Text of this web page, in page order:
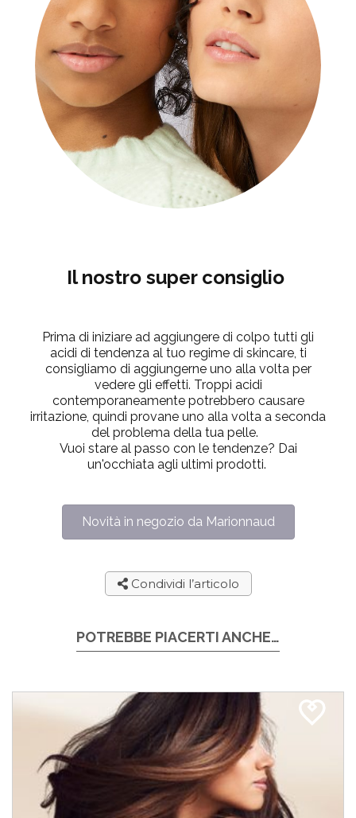
Il nostro super consiglio
Prima di iniziare ad aggiungere di colpo tutti gli
acidi di tendenza al tuo regime di skincare, ti
consigliamo di aggiungerne uno alla volta per
vedere gli effetti. Troppi acidi
contemporaneamente potrebbero causare
irritazione, quindi provane uno alla volta a seconda
del problema della tua pelle.
Vuoi stare al passo con le tendenze? Dai
un'occhiata agli ultimi prodotti.
Novità in negozio da Marionnaud
Condividi l’articolo
POTREBBE PIACERTI ANCHE…